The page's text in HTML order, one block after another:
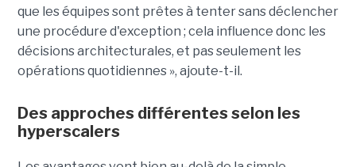
que les équipes sont prêtes à tenter sans déclencher
une procédure d'exception ; cela influence donc les
décisions architecturales, et pas seulement les
opérations quotidiennes », ajoute-t-il.
Des approches différentes selon les
hyperscalers